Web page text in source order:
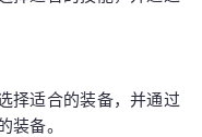
择适合的装备，并通过
装备。